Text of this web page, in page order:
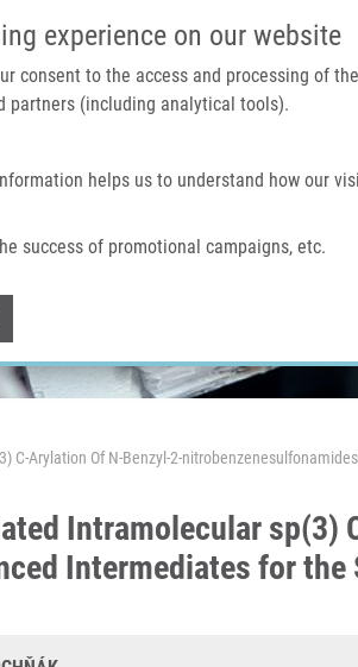
experience on our website
consent to the access and processing of the
partners (including analytical tools).
helps us to understand how our
success of promotional campaigns, etc.
IMTM
Domů O nás
C-Arylation Of N-Benzyl-2-
Intramolecular
Intermediates for